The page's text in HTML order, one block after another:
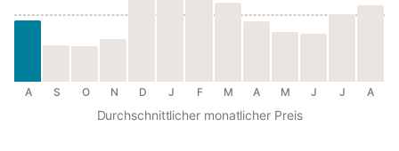
A S O N D J F M A M J J A
Durchschnittlicher monatlicher Preis